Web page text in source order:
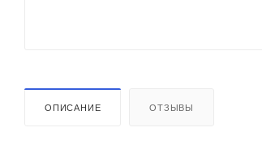
ОПИСАНИЕ ОТЗЫВЫ